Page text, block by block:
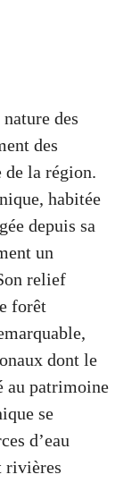
des
des
de la région.
habitée
depuis sa
un
relief
forêt
dont le
au patrimoine
se
d’eau
rivières